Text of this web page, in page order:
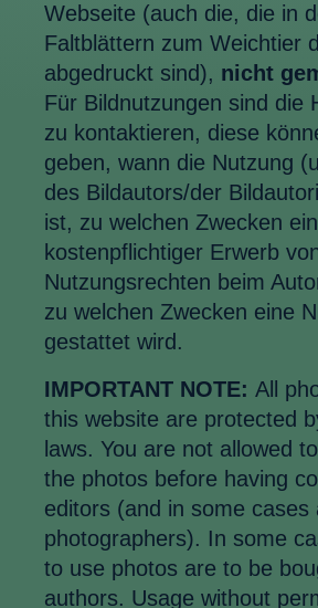
Webseite (auch die, die in
Faltblättern zum Weichtier
abgedruckt sind), nicht
Für Bildnutzungen sind die
zu kontaktieren, diese
geben, wann die Nutzung
des Bildautors/der
ist, zu welchen Zwecken ein
kostenpflichtiger Erwerb
Nutzungsrechten beim
zu welchen Zwecken eine
gestattet wird.
IMPORTANT NOTE: All
this website are protected
laws. You are not allowed
the photos before having
editors (and in some cases
photographers). In some
to use photos are to be
authors. Usage without